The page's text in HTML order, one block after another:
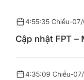
4:55:35 Chiều-
Cập nhật FPT –
4:35:09 Chiều-